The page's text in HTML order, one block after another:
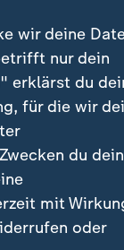
wir deine
nur dein
erklärst du
für die wir
du
mit
oder